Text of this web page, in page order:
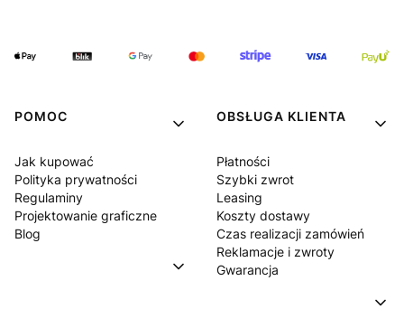
POMOC
Jak kupować
Polityka prywatności
Regulaminy
Projektowanie graficzne
Blog
OBSŁUGA KLIENTA
Płatności
Szybki zwrot
Leasing
Koszty dostawy
Czas realizacji zamówień
Reklamacje i zwroty
Gwarancja